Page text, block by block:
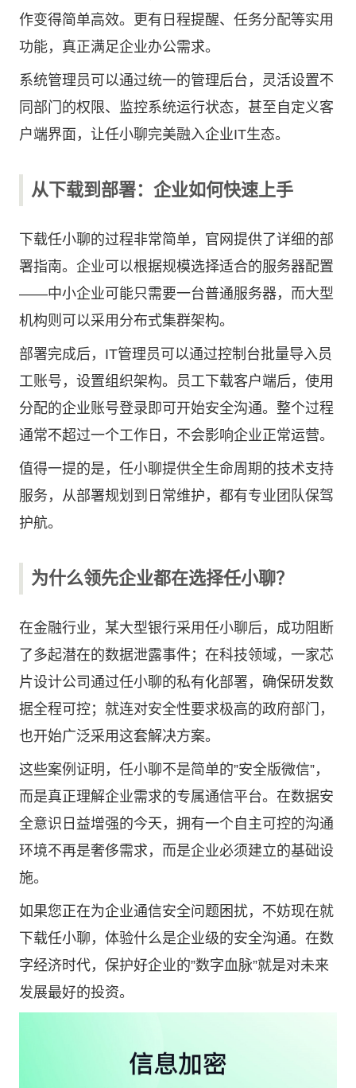
作变得简单高效。更有日程提醒、任务分配等实用
功能，真正满足企业办公需求。
系统管理员可以通过统一的管理后台，灵活设置不
同部门的权限、监控系统运行状态，甚至自定义客
户端界面，让任小聊完美融入企业IT生态。
从下载到部署：企业如何快速上手
下载任小聊的过程非常简单，官网提供了详细的部
署指南。企业可以根据规模选择适合的服务器配置
——中小企业可能只需要一台普通服务器，而大型
机构则可以采用分布式集群架构。
部署完成后，IT管理员可以通过控制台批量导入员
工账号，设置组织架构。员工下载客户端后，使用
分配的企业账号登录即可开始安全沟通。整个过程
通常不超过一个工作日，不会影响企业正常运营。
值得一提的是，任小聊提供全生命周期的技术支持
服务，从部署规划到日常维护，都有专业团队保驾
护航。
为什么领先企业都在选择任小聊？
在金融行业，某大型银行采用任小聊后，成功阻断
了多起潜在的数据泄露事件；在科技领域，一家芯
片设计公司通过任小聊的私有化部署，确保研发数
据全程可控；就连对安全性要求极高的政府部门，
也开始广泛采用这套解决方案。
这些案例证明，任小聊不是简单的”安全版微信”，
而是真正理解企业需求的专属通信平台。在数据安
全意识日益增强的今天，拥有一个自主可控的沟通
环境不再是奢侈需求，而是企业必须建立的基础设
施。
如果您正在为企业通信安全问题困扰，不妨现在就
下载任小聊，体验什么是企业级的安全沟通。在数
字经济时代，保护好企业的”数字血脉”就是对未来
发展最好的投资。